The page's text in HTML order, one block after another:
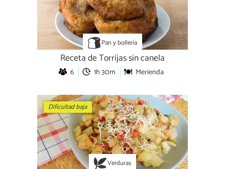
Pan y bollería
Receta de Torrijas sin canela
6 1h 30m Merienda
Dificultad baja
Verduras